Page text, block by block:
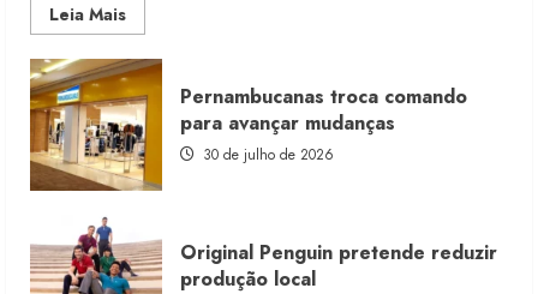
Leia MaisRead
more
Morena
Rosa
lança
franquia
com
estoque
consignado
Pernambucanas troca comando
para avançar mudanças
30 de julho de 2026
Original Penguin pretende reduzir
produção local